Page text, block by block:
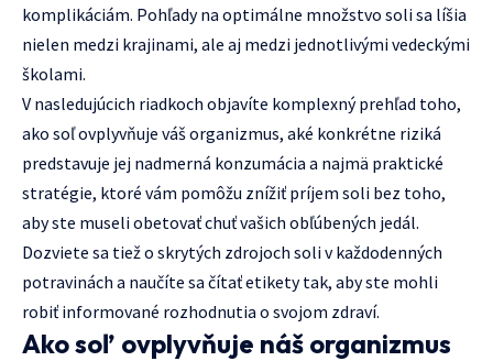
komplikáciám. Pohľady na optimálne množstvo soli sa líšia
nielen medzi krajinami, ale aj medzi jednotlivými vedeckými
školami.
V nasledujúcich riadkoch objavíte komplexný prehľad toho,
ako soľ ovplyvňuje váš organizmus, aké konkrétne riziká
predstavuje jej nadmerná konzumácia a najmä praktické
stratégie, ktoré vám pomôžu znížiť príjem soli bez toho,
aby ste museli obetovať chuť vašich obľúbených jedál.
Dozviete sa tiež o skrytých zdrojoch soli v každodenných
potravinách a naučíte sa čítať etikety tak, aby ste mohli
robiť informované rozhodnutia o svojom zdraví.
Ako soľ ovplyvňuje náš organizmus